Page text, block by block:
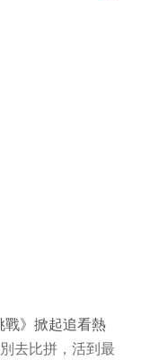
戰》掀起追看熱
去比拼，活到最